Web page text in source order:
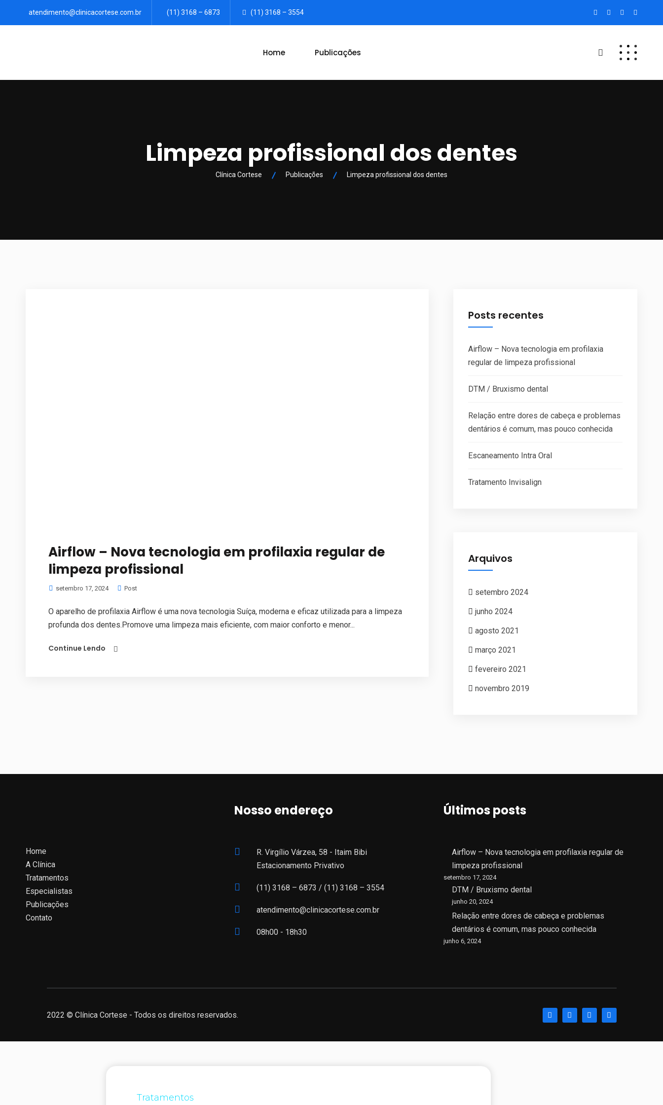
atendimento@clinicacortese.com.br (11) 3168 – 6873 (11) 3168 – 3554
Home Publicações
Limpeza profissional dos dentes
Clínica Cortese Publicações Limpeza profissional dos dentes
Airflow – Nova tecnologia em profilaxia regular de
limpeza profissional
setembro 17, 2024 Post
O aparelho de profilaxia Airflow é uma nova tecnologia Suíça, moderna e eficaz utilizada para a limpeza
profunda dos dentes.Promove uma limpeza mais eficiente, com maior conforto e menor...
Continue Lendo
Posts recentes
Airflow – Nova tecnologia em profilaxia
regular de limpeza profissional
DTM / Bruxismo dental
Relação entre dores de cabeça e problemas
dentários é comum, mas pouco conhecida
Escaneamento Intra Oral
Tratamento Invisalign
Arquivos
setembro 2024
junho 2024
agosto 2021
março 2021
fevereiro 2021
novembro 2019
Home
A Clínica
Tratamentos
Especialistas
Publicações
Contato
Nosso endereço
R. Virgílio Várzea, 58 - Itaim Bibi
Estacionamento Privativo
(11) 3168 – 6873 /(11) 3168 – 3554
atendimento@clinicacortese.com.br
08h00 - 18h30
Últimos posts
Airflow – Nova tecnologia em profilaxia regular de
limpeza profissional
setembro 17, 2024
DTM / Bruxismo dental
junho 20, 2024
Relação entre dores de cabeça e problemas
dentários é comum, mas pouco conhecida
junho 6, 2024
2022 © Clínica Cortese - Todos os direitos reservados.
Tratamentos